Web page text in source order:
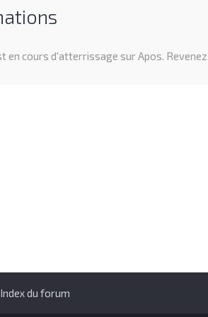
en cours d'atterrissage sur Apos.
Index du forum